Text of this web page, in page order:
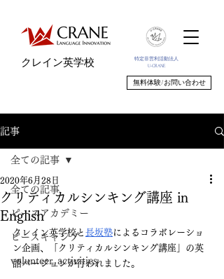
特定非営利活動法人
U-CRANE
クレイン英学校
無料体験/お問い合わせ
記事
全ての記事
ピースアカデミー
ピースキャンプ
volunteer_activities
全ての記事
クリティカルシンキング講座 in
English
2020年6月28日
クレイン英学校と 長坂塾によるコラボレーショ
ン企画、「クリティカルシンキング講座」の英
語バージョンが行われました。